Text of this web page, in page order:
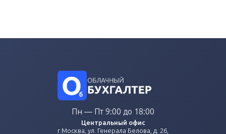
Пн — Пт 9:00 до 18:00
Центральный офис
г.Москва, ул. Генерала Белова, д. 26,